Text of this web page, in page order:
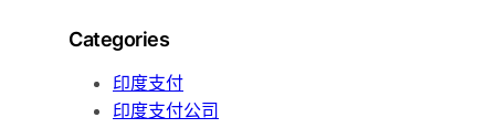
Categories
印度支付
印度支付公司